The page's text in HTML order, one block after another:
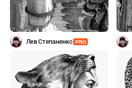
Лев Степаненко PRO